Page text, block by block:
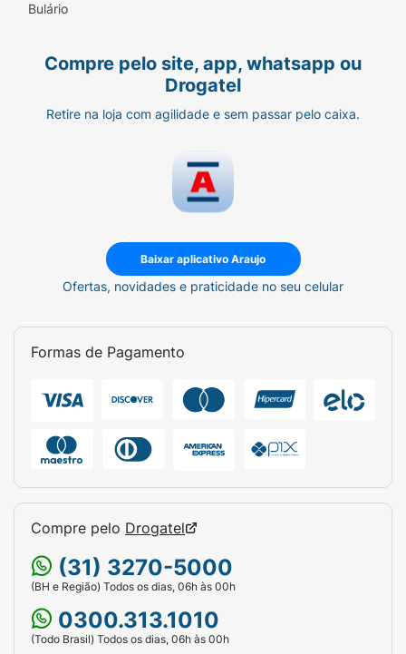
Bulário
Compre pelo site, app, whatsapp ou
Drogatel
Retire na loja com agilidade e sem passar pelo caixa.
Baixar aplicativo Araujo
Ofertas, novidades e praticidade no seu celular
Formas de Pagamento
Compre pelo Drogatel
(31) 3270-5000
(BH e Região) Todos os dias, 06h às 00h
0300.313.1010
(Todo Brasil) Todos os dias, 06h às 00h